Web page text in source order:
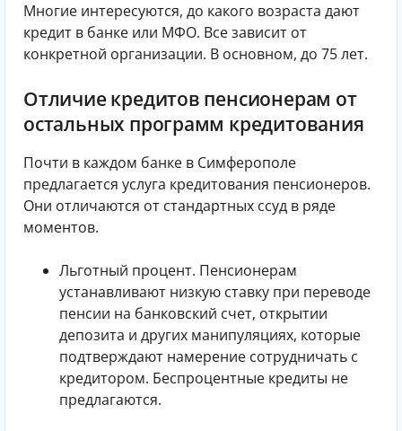
Многие интересуются, до какого возраста дают
кредит в банке или МФО. Все зависит от
конкретной организации. В основном, до 75 лет.
Отличие кредитов пенсионерам от
остальных программ кредитования
Почти в каждом банке в Симферополе
предлагается услуга кредитования пенсионеров.
Они отличаются от стандартных ссуд в ряде
моментов.
Льготный процент. Пенсионерам
устанавливают низкую ставку при переводе
пенсии на банковский счет, открытии
депозита и других манипуляциях, которые
подтверждают намерение сотрудничать с
кредитором. Беспроцентные кредиты не
предлагаются.